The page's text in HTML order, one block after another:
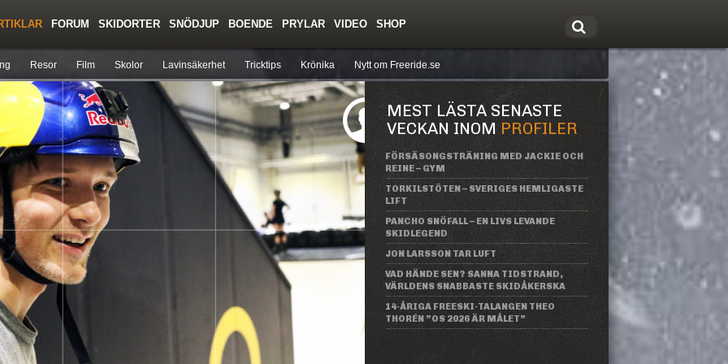
Resor Film Skolor Lavinsäkerhet Tricktips Krönika Nytt om Freeride.se
FORUM SKIDORTER SNÖDJUP BOENDE PRYLAR VIDEO SHOP
MEST LÄSTA SENASTE
VECKAN INOM PROFILER
FÖRSÄSONGSTRÄNING MED JACKIE OCH
REINE – GYM
TORKILSTÖTEN – SVERIGES HEMLIGASTE
LIFT
PANCHO SNÖFALL – EN LIVS LEVANDE
SKIDLEGEND
JON LARSSON TAR LUFT
VAD HÄNDE SEN? SANNA TIDSTRAND,
VÄRLDENS SNABBASTE SKIDÅKERSKA
14-ÅRIGA FREESKI-TALANGEN THEO
THORÉN ”OS 2026 ÄR MÅLET”